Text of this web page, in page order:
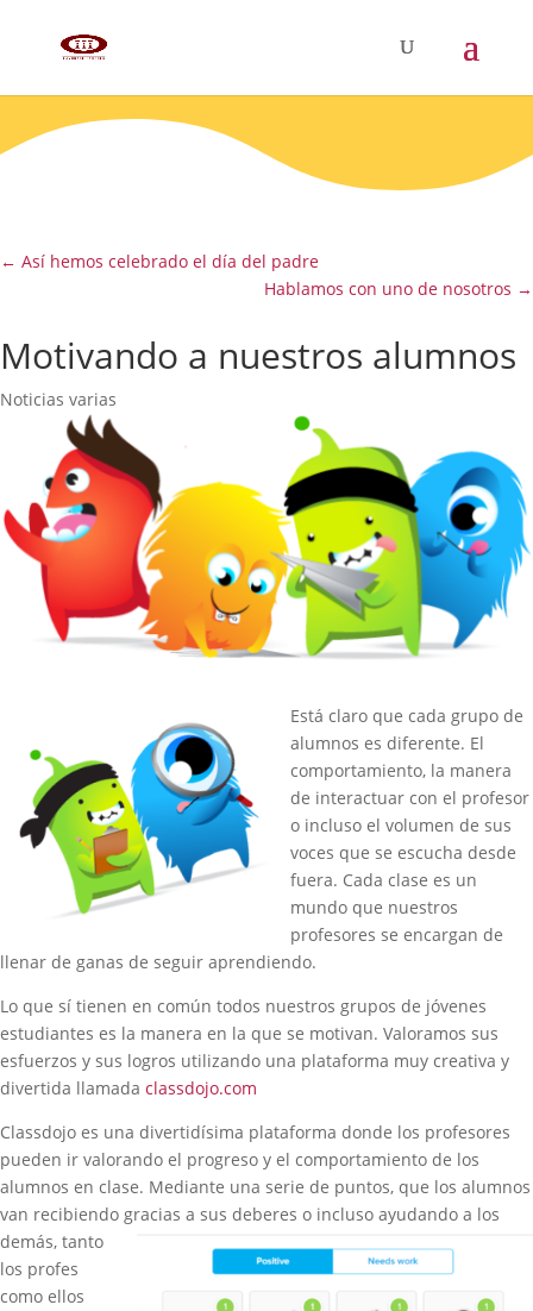
← Así hemos celebrado el día del padre
Hablamos con uno de nosotros →
Motivando a nuestros alumnos
Noticias varias
Está claro que cada grupo de
alumnos es diferente. El
comportamiento, la manera
de interactuar con el profesor
o incluso el volumen de sus
voces que se escucha desde
fuera. Cada clase es un
mundo que nuestros
profesores se encargan de
llenar de ganas de seguir aprendiendo.
Lo que sí tienen en común todos nuestros grupos de jóvenes
estudiantes es la manera en la que se motivan. Valoramos sus
esfuerzos y sus logros utilizando una plataforma muy creativa y
divertida llamada classdojo.com
Classdojo es una divertidísima plataforma donde los profesores
pueden ir valorando el progreso y el comportamiento de los
alumnos en clase. Mediante una serie de puntos, que los alumnos
van recibiendo gracias a sus deberes o incluso ayudando a los
demás, tanto
los profes
como ellos